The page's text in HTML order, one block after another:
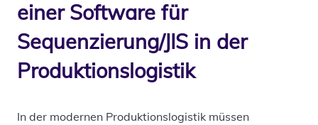
einer Software für
Sequenzierung/JIS in der
Produktionslogistik
In der modernen Produktionslogistik müssen